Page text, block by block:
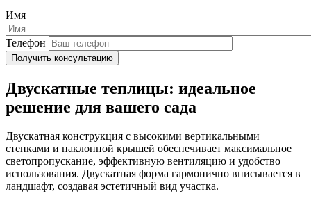
Имя
Телефон
Двускатные теплицы: идеальное
решение для вашего сада
Двускатная конструкция с высокими вертикальными
стенками и наклонной крышей обеспечивает максимальное
светопропускание, эффективную вентиляцию и удобство
использования. Двускатная форма гармонично вписывается в
ландшафт, создавая эстетичный вид участка.